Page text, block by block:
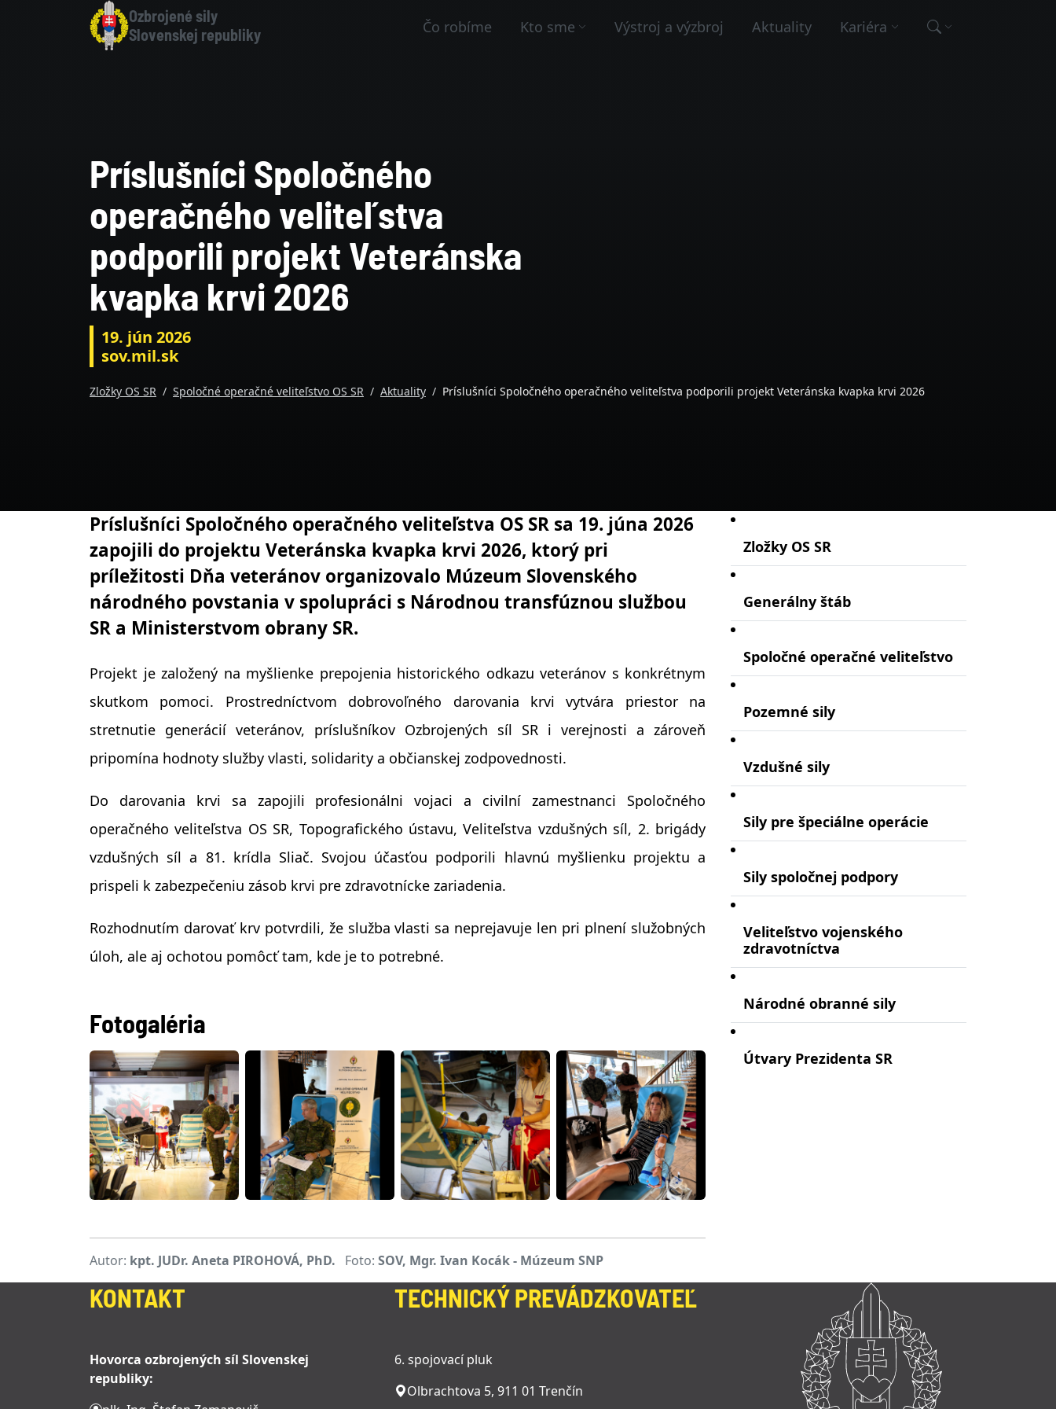
Skočiť na hlavnú navigáciu
Skočiť na obsah
Skočiť na bočnú lištu
Skočiť na pätičku Ozbrojené sily
Slovenskej republiky
Čo robíme Kto sme Výstroj a výzbroj Aktuality Kariéra Vyhľadávanie
Hlavný obsah stránky
Príslušníci Spoločného
operačného veliteľstva
podporili projekt Veteránska
kvapka krvi 2026
19. jún 2026
sov.mil.sk
Zložky OS SR Spoločné operačné veliteľstvo OS SR Aktuality Príslušníci Spoločného operačného veliteľstva podporili projekt Veteránska kvapka krvi 2026
Príslušníci Spoločného operačného veliteľstva OS SR sa 19. júna 2026
zapojili do projektu Veteránska kvapka krvi 2026, ktorý pri
príležitosti Dňa veteránov organizovalo Múzeum Slovenského
národného povstania v spolupráci s Národnou transfúznou službou
SR a Ministerstvom obrany SR.
Projekt je založený na myšlienke prepojenia historického odkazu veteránov s konkrétnym
skutkom pomoci. Prostredníctvom dobrovoľného darovania krvi vytvára priestor na
stretnutie generácií veteránov, príslušníkov Ozbrojených síl SR i verejnosti a zároveň
pripomína hodnoty služby vlasti, solidarity a občianskej zodpovednosti.
Do darovania krvi sa zapojili profesionálni vojaci a civilní zamestnanci Spoločného
operačného veliteľstva OS SR, Topografického ústavu, Veliteľstva vzdušných síl, 2. brigády
vzdušných síl a 81. krídla Sliač. Svojou účasťou podporili hlavnú myšlienku projektu a
prispeli k zabezpečeniu zásob krvi pre zdravotnícke zariadenia.
Rozhodnutím darovať krv potvrdili, že služba vlasti sa neprejavuje len pri plnení služobných
úloh, ale aj ochotou pomôcť tam, kde je to potrebné.
Fotogaléria
Autor: kpt. JUDr. Aneta PIROHOVÁ, PhD. Foto: SOV, Mgr. Ivan Kocák - Múzeum SNP
Zložky OS SR
Generálny štáb
Spoločné operačné veliteľstvo
Pozemné sily
Vzdušné sily
Sily pre špeciálne operácie
Sily spoločnej podpory
Veliteľstvo vojenského
zdravotníctva
Národné obranné sily
Útvary Prezidenta SR
KONTAKT
Hovorca ozbrojených síl Slovenskej
republiky:
TECHNICKÝ PREVÁDZKOVATEĽ
6. spojovací pluk
Olbrachtova 5, 911 01 Trenčín